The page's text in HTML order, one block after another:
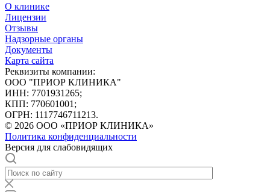
О клинике
Лицензии
Отзывы
Надзорные органы
Документы
Карта сайта
Реквизиты компании:
ООО "ПРИОР КЛИНИКА"
ИНН: 7701931265;
КПП: 770601001;
ОГРН: 1117746711213.
© 2026 ООО «ПРИОР КЛИНИКА»
Политика конфиденциальности
Версия для слабовидящих